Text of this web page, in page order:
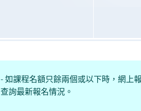
- 如課程名額只餘兩個或以下時，網上
查詢最新報名情況。